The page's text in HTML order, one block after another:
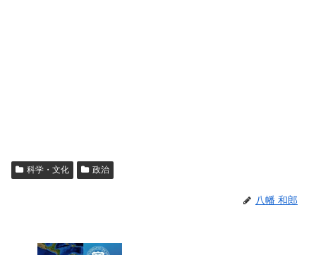
科学・文化 政治
八幡 和郎